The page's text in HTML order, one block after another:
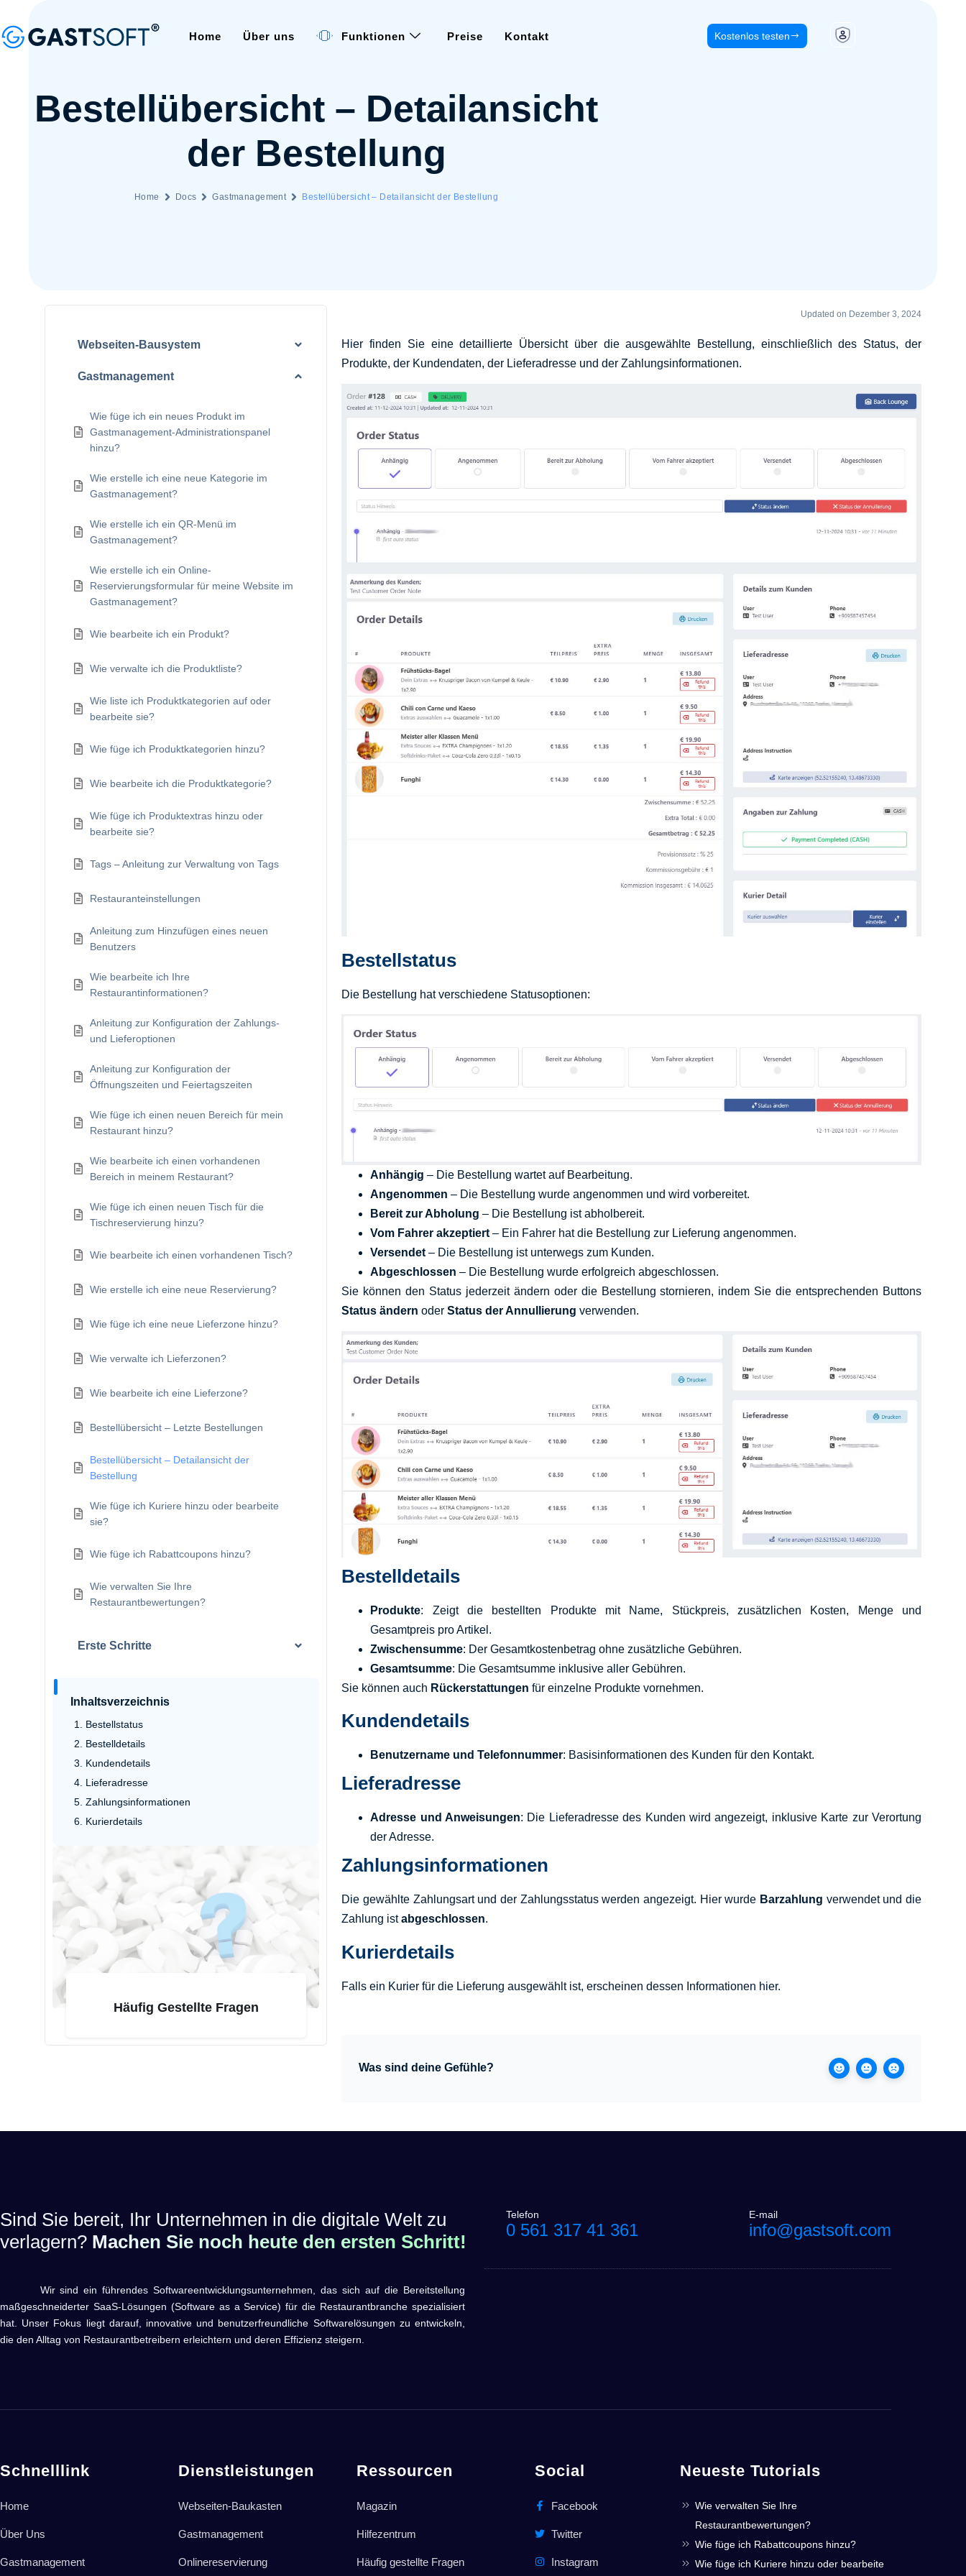
Home Über uns Funktionen Preise Kontakt Kostenlos testen
Bestellübersicht – Detailansicht
der Bestellung
Home Docs Gastmanagement Bestellübersicht – Detailansicht der Bestellung
Webseiten-Bausystem
Gastmanagement
Wie füge ich ein neues Produkt im
Gastmanagement-Administrationspanel
hinzu?
Wie erstelle ich eine neue Kategorie im
Gastmanagement?
Wie erstelle ich ein QR-Menü im
Gastmanagement?
Wie erstelle ich ein Online-
Reservierungsformular für meine Website im
Gastmanagement?
Wie bearbeite ich ein Produkt?
Wie verwalte ich die Produktliste?
Wie liste ich Produktkategorien auf oder
bearbeite sie?
Wie füge ich Produktkategorien hinzu?
Wie bearbeite ich die Produktkategorie?
Wie füge ich Produktextras hinzu oder
bearbeite sie?
Tags – Anleitung zur Verwaltung von Tags
Restauranteinstellungen
Anleitung zum Hinzufügen eines neuen
Benutzers
Wie bearbeite ich Ihre
Restaurantinformationen?
Anleitung zur Konfiguration der Zahlungs-
und Lieferoptionen
Anleitung zur Konfiguration der
Öffnungszeiten und Feiertagszeiten
Wie füge ich einen neuen Bereich für mein
Restaurant hinzu?
Wie bearbeite ich einen vorhandenen
Bereich in meinem Restaurant?
Wie füge ich einen neuen Tisch für die
Tischreservierung hinzu?
Wie bearbeite ich einen vorhandenen Tisch?
Wie erstelle ich eine neue Reservierung?
Wie füge ich eine neue Lieferzone hinzu?
Wie verwalte ich Lieferzonen?
Wie bearbeite ich eine Lieferzone?
Bestellübersicht – Letzte Bestellungen
Bestellübersicht – Detailansicht der
Bestellung
Wie füge ich Kuriere hinzu oder bearbeite
sie?
Wie füge ich Rabattcoupons hinzu?
Wie verwalten Sie Ihre
Restaurantbewertungen?
Erste Schritte
Inhaltsverzeichnis
Bestellstatus
Bestelldetails
Kundendetails
Lieferadresse
Zahlungsinformationen
Kurierdetails
Häufig Gestellte Fragen
Updated on Dezember 3, 2024
Hier finden Sie eine detaillierte Übersicht über die ausgewählte Bestellung, einschließlich des Status, der
Produkte, der Kundendaten, der Lieferadresse und der Zahlungsinformationen.
Bestellstatus
Die Bestellung hat verschiedene Statusoptionen:
Anhängig – Die Bestellung wartet auf Bearbeitung.
Angenommen – Die Bestellung wurde angenommen und wird vorbereitet.
Bereit zur Abholung – Die Bestellung ist abholbereit.
Vom Fahrer akzeptiert – Ein Fahrer hat die Bestellung zur Lieferung angenommen.
Versendet – Die Bestellung ist unterwegs zum Kunden.
Abgeschlossen – Die Bestellung wurde erfolgreich abgeschlossen.
Sie können den Status jederzeit ändern oder die Bestellung stornieren, indem Sie die entsprechenden Buttons
Status ändern oderStatus der Annullierung verwenden.
Bestelldetails
Produkte: Zeigt die bestellten Produkte mit Name, Stückpreis, zusätzlichen Kosten, Menge und
Gesamtpreis pro Artikel.
Zwischensumme: Der Gesamtkostenbetrag ohne zusätzliche Gebühren.
Gesamtsumme: Die Gesamtsumme inklusive aller Gebühren.
Sie können auch Rückerstattungen für einzelne Produkte vornehmen.
Kundendetails
Benutzername und Telefonnummer: Basisinformationen des Kunden für den Kontakt.
Lieferadresse
Adresse und Anweisungen: Die Lieferadresse des Kunden wird angezeigt, inklusive Karte zur Verortung
der Adresse.
Zahlungsinformationen
Die gewählte Zahlungsart und der Zahlungsstatus werden angezeigt. Hier wurde Barzahlung verwendet und die
Zahlung istabgeschlossen.
Kurierdetails
Falls ein Kurier für die Lieferung ausgewählt ist, erscheinen dessen Informationen hier.
Was sind deine Gefühle?
Sind Sie bereit, Ihr Unternehmen in die digitale Welt zu
verlagern? Machen Sie noch heute den ersten Schritt!
Wir sind ein führendes Softwareentwicklungsunternehmen, das sich auf die Bereitstellung
maßgeschneiderter SaaS-Lösungen (Software as a Service) für die Restaurantbranche spezialisiert
hat. Unser Fokus liegt darauf, innovative und benutzerfreundliche Softwarelösungen zu entwickeln,
die den Alltag von Restaurantbetreibern erleichtern und deren Effizienz steigern.
Telefon
0 561 317 41 361
E-mail
info@gastsoft.com
Schnelllink
Home
Über Uns
Gastmanagement
Dienstleistungen
Webseiten-Baukasten
Gastmanagement
Onlinereservierung
Ressourcen
Magazin
Hilfezentrum
Häufig gestellte Fragen
Social
Facebook
Twitter
Instagram
Neueste Tutorials
Wie verwalten Sie Ihre
Restaurantbewertungen?
Wie füge ich Rabattcoupons hinzu?
Wie füge ich Kuriere hinzu oder bearbeite